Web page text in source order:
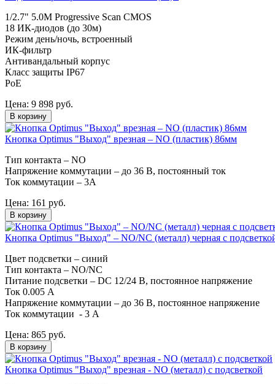
1/2.7" 5.0M Progressive Scan CMOS
18 ИК-диодов (до 30м)
Режим день/ночь, встроенный
ИК-фильтр
Антивандальный корпус
Класс защиты IР67
PoE
Цена: 9 898 руб.
В корзину
Кнопка Optimus "Выход" врезная – NO (пластик) 86мм
Тип контакта – NO
Напряжение коммутации – до 36 В, постоянный ток
Ток коммутации – 3А
Цена: 161 руб.
В корзину
Кнопка Optimus "Выход" – NO/NC (металл) черная с
Цвет подсветки – синий
Тип контакта – NO/NC
Питание подсветки – DC 12/24 В, постоянное напряжение
Ток 0.005 А
Напряжение коммутации – до 36 В, постоянное напряжение
Ток коммутации - 3 А
Цена: 865 руб.
В корзину
Кнопка Optimus "Выход" врезная - NO (металл) с подсветкой